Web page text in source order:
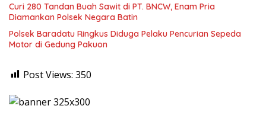
Curi 280 Tandan Buah Sawit di PT. BNCW, Enam Pria
Diamankan Polsek Negara Batin
Polsek Baradatu Ringkus Diduga Pelaku Pencurian Sepeda
Motor di Gedung Pakuon
Post Views: 350